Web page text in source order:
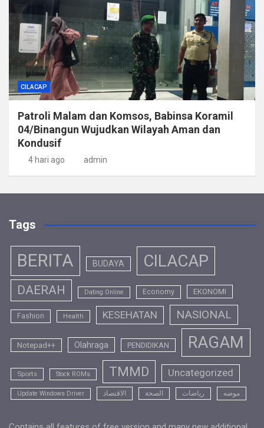
CILACAP
Patroli Malam dan Komsos, Babinsa Koramil
04/Binangun Wujudkan Wilayah Aman dan
Kondusif
4 hari ago admin
Tags
BERITA BUDAYA CILACAP
DAERAH Dating Online Economy EKONOMI
Fashion Health KESEHATAN NASIONAL
Notepad++ Olahraga PENDIDIKAN RAGAM
Sports Stock ROMs TMMD Uncategorized
Update Windows Driver الاقتصاد الصحة رياضات موضه